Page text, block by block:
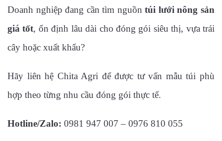
Doanh nghiệp đang cần tìm nguồntúi lưới nông sản
giá tốt, ổn định lâu dài cho đóng gói siêu thị, vựa trái
cây hoặc xuất khẩu?
Hãy liên hệ Chita Agri để được tư vấn mẫu túi phù
hợp theo từng nhu cầu đóng gói thực tế.
Hotline/Zalo: 0981 947 007 – 0976 810 055